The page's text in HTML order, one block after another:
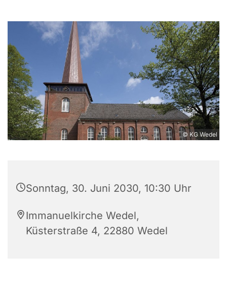
© KG Wedel
Sonntag, 30. Juni 2030, 10:30 Uhr
Immanuelkirche Wedel,
Küsterstraße 4, 22880 Wedel